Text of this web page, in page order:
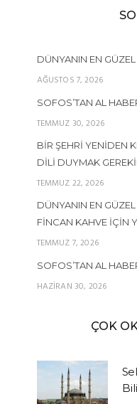
DÜNYANIN EN GÜZEL
AĞUSTOS 7, 2026
SOFOS’TAN AL
TEMMUZ 30, 2026
BIR ŞEHRI YENIDEN
DILI DUYMAK
TEMMUZ 22, 2026
DÜNYANIN EN
FINCAN KAHVE İÇIN
TEMMUZ 7, 2026
SOFOS’TAN AL
HAZIRAN 30, 2026
ÇOK